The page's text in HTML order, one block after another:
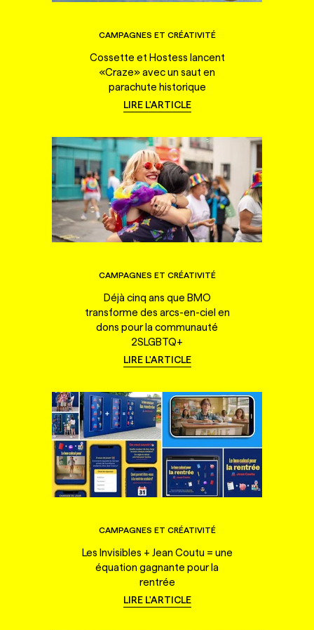
CAMPAGNES ET CRÉATIVITÉ
Cossette et Hostess lancent
«Craze» avec un saut en
parachute historique
LIRE L'ARTICLE
CAMPAGNES ET CRÉATIVITÉ
Déjà cinq ans que BMO
transforme des arcs-en-ciel en
dons pour la communauté
2SLGBTQ+
LIRE L'ARTICLE
CAMPAGNES ET CRÉATIVITÉ
Les Invisibles + Jean Coutu = une
équation gagnante pour la
rentrée
LIRE L'ARTICLE